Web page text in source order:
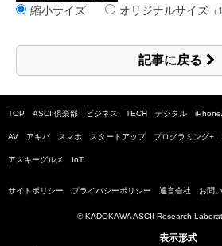
縮小サイズ オリジナルサイズ
記事に戻る
TOP ASCII倶楽部 ビジネス TECH デジタル
AV アキバ スマホ スタートアップ プログラミング+
アスキーグルメ IoT
サイトポリシー プライバシーポリシー 運営会社 お問
© KADOKAWA ASCII Research
表示形式